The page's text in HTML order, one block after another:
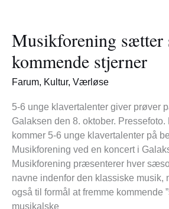
Musikforening sætter
kommende stjerner
Farum, Kultur, Værløse
5-6 unge klavertalenter giver prøver
Galaksen den 8. oktober. Pressefoto.
kommer 5-6 unge klavertalenter på
Musikforening ved en koncert i
Musikforening præsenterer hver
navne indenfor den klassiske musik,
også til formål at fremme kommende
musikalske
spot
på
kommende
stjerner